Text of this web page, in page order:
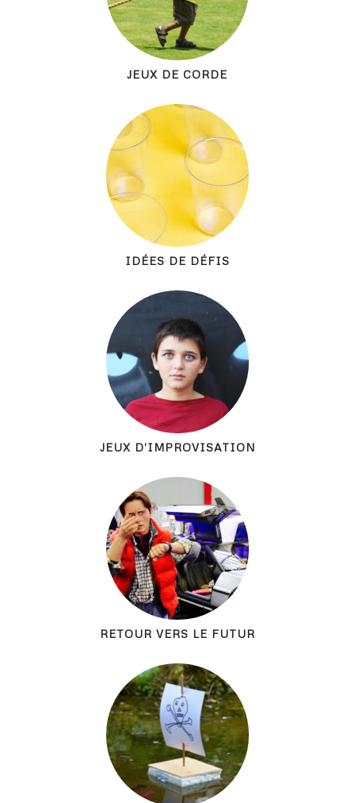
JEUX DE CORDE
IDÉES DE DÉFIS
JEUX D’IMPROVISATION
RETOUR VERS LE FUTUR